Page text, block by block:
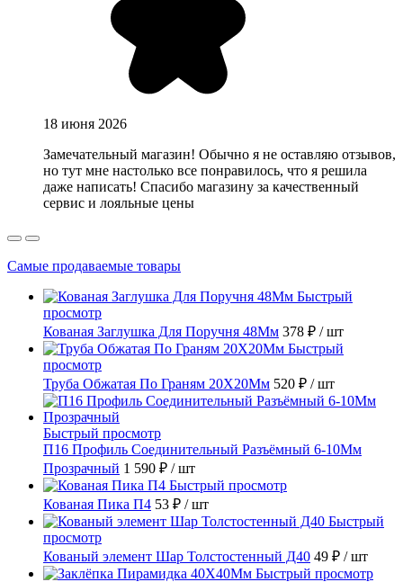
18 июня 2026
Замечательный магазин! Обычно я не оставляю отзывов,
но тут мне настолько все понравилось, что я решила
даже написать! Спасибо магазину за качественный
сервис и лояльные цены
Самые продаваемые товары
Быстрый
просмотр
Кованая Заглушка Для Поручня 48Мм 378 ₽ / шт
Быстрый
просмотр
Труба Обжатая По Граням 20X20Мм 520 ₽ / шт
Быстрый просмотр
П16 Профиль Соединительный Разъёмный 6-10Мм
Прозрачный 1 590 ₽ / шт
Быстрый просмотр
Кованая Пика П4 53 ₽ / шт
Быстрый
просмотр
Кованый элемент Шар Толстостенный Д40 49 ₽ / шт
Быстрый просмотр